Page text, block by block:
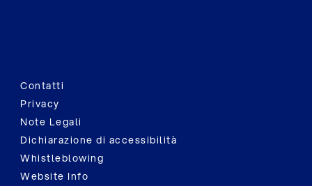
Contatti
Privacy
Note Legali
Dichiarazione di accessibilità
Whistleblowing
Website Info